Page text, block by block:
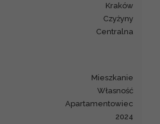
Kraków
Czyżyny
Centralna
mieszkanie
Własność
apartamentowiec
2024